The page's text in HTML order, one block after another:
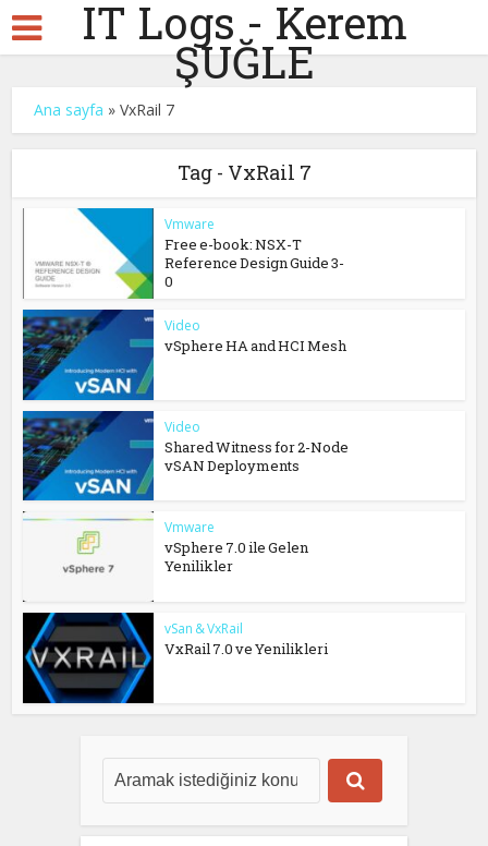
IT Logs - Kerem
ŞUĞLE
Ana sayfa »VxRail 7
Tag - VxRail 7
Vmware
Free e-book: NSX-T
Reference Design Guide 3-
0
Video
vSphere HA and HCI Mesh
Video
Shared Witness for 2-Node
vSAN Deployments
Vmware
vSphere 7.0 ile Gelen
Yenilikler
vSan & VxRail
VxRail 7.0 ve Yenilikleri